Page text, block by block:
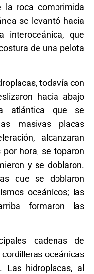
la roca comprimida
se levantó hacia
interoceánica, que
de una pelota
todavía con
hacia abajo
atlántica que se
masivas placas
alcanzaran
hora, se toparon
y se doblaron.
que se doblaron
oceánicos; las
formaron las
cadenas de
oceánicas
Las hidroplacas, al